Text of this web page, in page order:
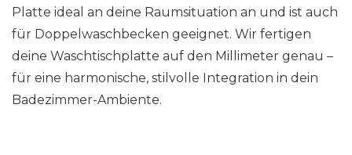
Platte ideal an deine Raumsituation an und ist auch
für Doppelwaschbecken geeignet. Wir fertigen
deine Waschtischplatte auf den Millimeter genau –
für eine harmonische, stilvolle Integration in dein
Badezimmer-Ambiente.